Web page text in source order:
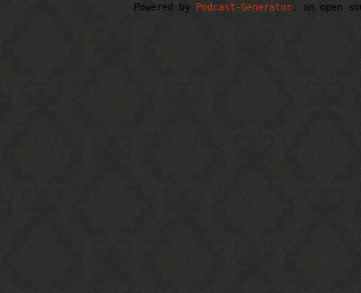
Powered by Podcast-Generator , an open